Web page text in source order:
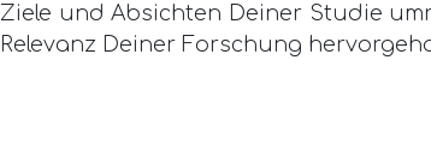
Ziele und Absichten Deiner Studie
Relevanz Deiner Forschung